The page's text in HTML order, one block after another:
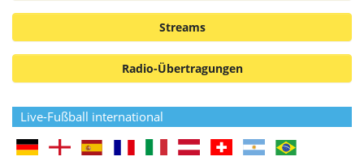
Streams
Radio-Übertragungen
Live-Fußball international